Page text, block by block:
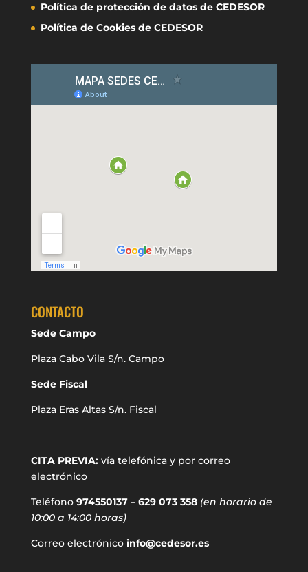
Política de protección de datos de CEDESOR
Política de Cookies de CEDESOR
CONTACTO
Sede Campo
Plaza Cabo Vila S/n. Campo
Sede Fiscal
Plaza Eras Altas S/n. Fiscal
CITA PREVIA:vía telefónica y por correo
electrónico
Teléfono 974550137 – 629 073 358 (en horario de
10:00 a 14:00 horas)
Correo electrónico info@cedesor.es